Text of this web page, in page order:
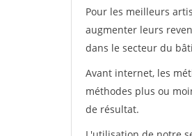
Pour les meilleurs
augmenter leurs
dans le secteur du
Avant internet, les
méthodes plus ou
de résultat.